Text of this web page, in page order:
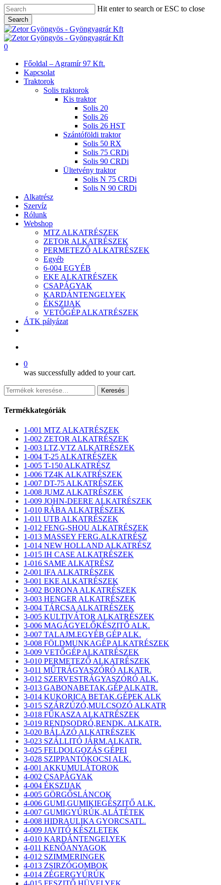
Skip
to
main
content
Hit enter to search or ESC to close
Search
Close
Search
search
0
Főoldal – Agramír 97 Kft.
Kapcsolat
Traktorok
Solis traktorok
Kis traktor
Solis 20
Solis 26
Solis 26 HST
Szántóföldi traktor
Solis 50 RX
Solis 75 CRDi
Solis 90 CRDi
Ültetvény traktor
Solis N 75 CRDi
Solis N 90 CRDi
Alkatrész
Szervíz
Rólunk
Webshop
MTZ ALKATRÉSZEK
ZETOR ALKATRÉSZEK
PERMETEZŐ ALKATRÉSZEK
Egyéb
6-004 EGYÉB
EKE ALKATRÉSZEK
CSAPÁGYAK
KARDÁNTENGELYEK
ÉKSZIJAK
VETŐGÉP ALKATRÉSZEK
ÁTK pályázat
0
was successfully added to your cart.
Keresés
a
következőre:
Keresés
Termékkategóriák
1-001 MTZ ALKATRÉSZEK
1-002 ZETOR ALKATRÉSZEK
1-003 LTZ,VTZ ALKATRÉSZEK
1-004 T-25 ALKATRÉSZEK
1-005 T-150 ALKATRÉSZ
1-006 TZ4K ALKATRÉSZEK
1-007 DT-75 ALKATRÉSZEK
1-008 JUMZ ALKATRÉSZEK
1-009 JOHN-DEERE ALKATRÉSZEK
1-010 RÁBA ALKATRÉSZEK
1-011 UTB ALKATRÉSZEK
1-012 FENG-SHOU ALKATRÉSZEK
1-013 MASSEY FERG.ALKATRÉSZ
1-014 NEW HOLLAND ALKATRÉSZ
1-015 IH CASE ALKATRÉSZEK
1-016 SAME ALKATRÉSZ
2-001 IFA ALKATRÉSZEK
3-001 EKE ALKATRÉSZEK
3-002 BORONA ALKATRÉSZEK
3-003 HENGER ALKATRÉSZEK
3-004 TÁRCSA ALKATRÉSZEK
3-005 KULTIVÁTOR ALKATRÉSZEK
3-006 MAGÁGYELŐKÉSZITŐ ALK.
3-007 TALAJM.EGYÉB GÉP ALK.
3-008 FÖLDMUNKAGÉP ALKATRÉSZEK
3-009 VETŐGÉP ALKATRÉSZEK
3-010 PERMETEZŐ ALKATRÉSZEK
3-011 MŰTRÁGYASZÓRÓ ALKATR.
3-012 SZERVESTRÁGYASZÓRÓ ALK.
3-013 GABONABETAK.GÉP ALKATR.
3-014 KUKORICA BETAK.GÉPEK ALK
3-015 SZÁRZÚZÓ,MULCSOZÓ ALKATR
3-018 FŰKASZA ALKATRÉSZEK
3-019 RENDSODRÓ,RENDK. ALKATR.
3-020 BÁLÁZÓ ALKATRÉSZEK
3-023 SZÁLLITÓ JÁRM.ALKATR.
3-025 FELDOLGOZÁS GÉPEI
3-028 SZIPPANTÓKOCSI ALK.
4-001 AKKUMULÁTOROK
4-002 CSAPÁGYAK
4-004 ÉKSZIJAK
4-005 GÖRGŐSLÁNCOK
4-006 GUMI,GUMIKIEGÉSZITŐ ALK.
4-007 GUMIGYÚRÚK,ALÁTÉTEK
4-008 HIDRAULIKA GYORCSATL.
4-009 JAVITÓ KÉSZLETEK
4-010 KARDÁNTENGELYEK
4-011 KENŐANYAGOK
4-012 SZIMMERINGEK
4-013 ZSIRZÓGOMBOK
4-014 ZÉGERGYÚRÚK
4-015 FESZITŐ HÜVELYEK